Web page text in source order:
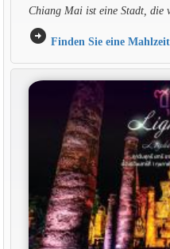
Chiang Mai ist eine Stadt, die
arrow_circle_right Finden Sie eine